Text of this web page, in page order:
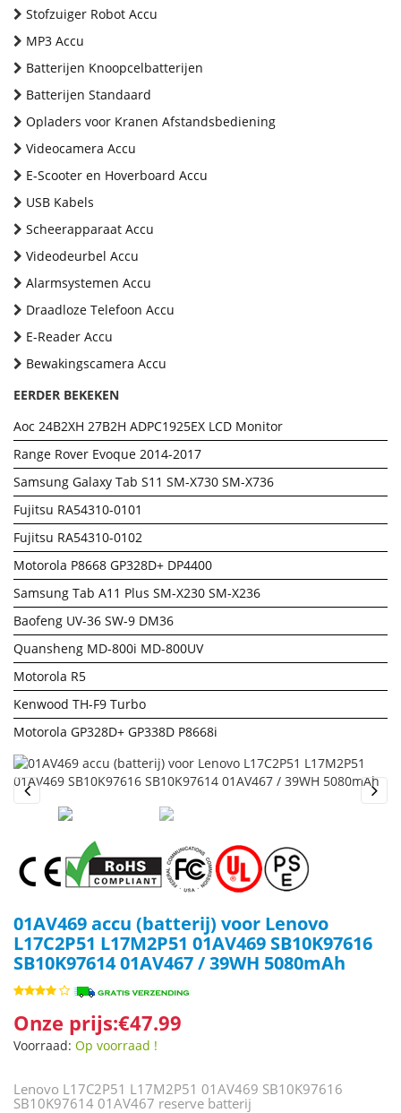
Stofzuiger Robot Accu
MP3 Accu
Batterijen Knoopcelbatterijen
Batterijen Standaard
Opladers voor Kranen Afstandsbediening
Videocamera Accu
E-Scooter en Hoverboard Accu
USB Kabels
Scheerapparaat Accu
Videodeurbel Accu
Alarmsystemen Accu
Draadloze Telefoon Accu
E-Reader Accu
Bewakingscamera Accu
EERDER BEKEKEN
Aoc 24B2XH 27B2H ADPC1925EX LCD Monitor
Range Rover Evoque 2014-2017
Samsung Galaxy Tab S11 SM-X730 SM-X736
Fujitsu RA54310-0101
Fujitsu RA54310-0102
Motorola P8668 GP328D+ DP4400
Samsung Tab A11 Plus SM-X230 SM-X236
Baofeng UV-36 SW-9 DM36
Quansheng MD-800i MD-800UV
Motorola R5
Kenwood TH-F9 Turbo
Motorola GP328D+ GP338D P8668i
Previous
01AV469 accu (batterij) voor Lenovo
L17C2P51 L17M2P51 01AV469 SB10K97616
SB10K97614 01AV467 / 39WH 5080mAh
Onze prijs:€47.99
Voorraad: Op voorraad !
Lenovo L17C2P51 L17M2P51 01AV469 SB10K97616
SB10K97614 01AV467 reserve batterij